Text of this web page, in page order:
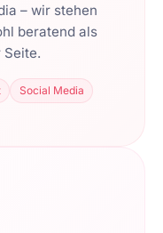
– wir stehen
beratend als
Social Media